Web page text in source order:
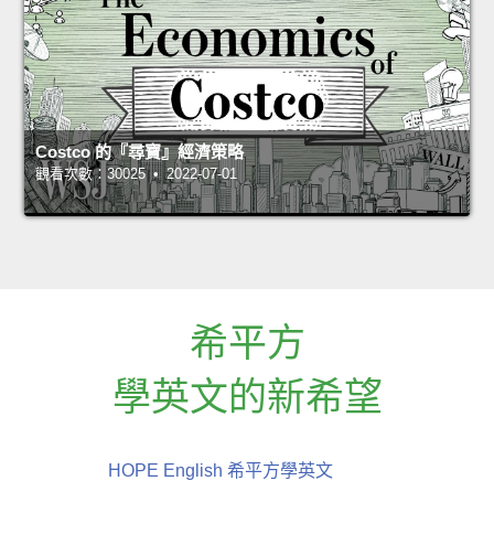
Costco 的『尋寶』經濟策略
觀看次數：30025 • 2022-07-01
希平方
學英文的新希望
HOPE English 希平方學英文